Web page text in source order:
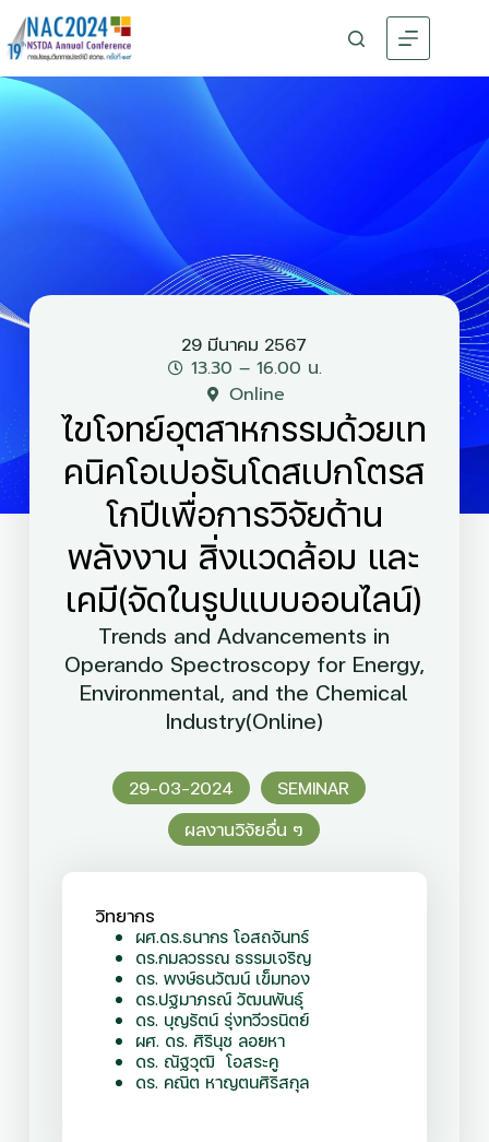
29 มีนาคม 2567
13.30 – 16.00 น.
Online
ไขโจทย์อุตสาหกรรมด้วยเท
คนิคโอเปอรันโดสเปกโตรส
โกปีเพื่อการวิจัยด้าน
พลังงาน สิ่งแวดล้อม และ
เคมี(จัดในรูปแบบออนไลน์)
Trends and Advancements in
Operando Spectroscopy for Energy,
Environmental, and the Chemical
Industry(Online)
29-03-2024
SEMINAR
ผลงานวิจัยอื่น ๆ
วิทยากร
ผศ.ดร.ธนากร โอสถจันทร์
ดร.กมลวรรณ ธรรมเจริญ
ดร. พงษ์ธนวัฒน์ เข็มทอง
ดร.ปฐมาภรณ์ วัฒนพันธุ์
ดร. บุญรัตน์ รุ่งทวีวรนิตย์
ผศ. ดร. ศิรินุช ลอยหา
ดร. ณัฐวุฒิ โอสระคู
ดร. คณิต หาญตนศิริสกุล